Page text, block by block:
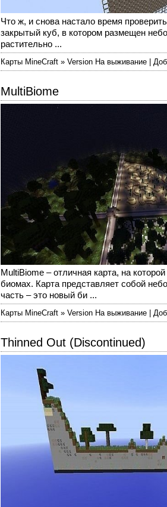
Что ж, и снова настало время
закрытый куб, в котором размещен
растительно ...
Карты MineCraft » Version На выживание |
MultiBiome
MultiBiome – отличная карта, на
биомах. Карта представляет собой
часть – это новый би ...
Карты MineCraft » Version На выживание |
Thinned Out (Discontinued)